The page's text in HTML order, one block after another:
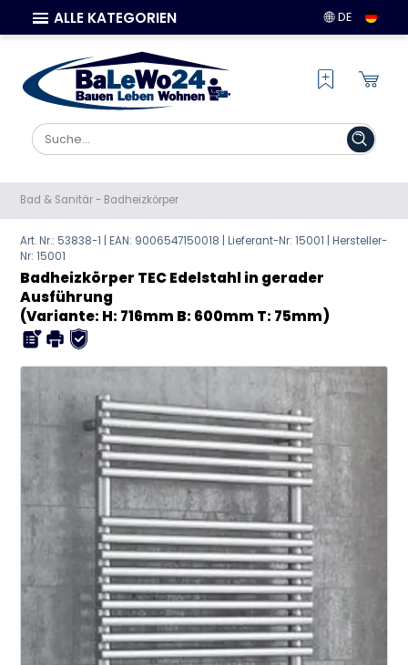
ALLE KATEGORIEN DE
Bad & Sanitär- Badheizkörper
Art. Nr.: 53838-1 | EAN: 9006547150018 | Lieferant-Nr: 15001 | Hersteller-
Nr:15001
Badheizkörper TEC Edelstahl in gerader
Ausführung
(Variante: H: 716mm B: 600mm T: 75mm)